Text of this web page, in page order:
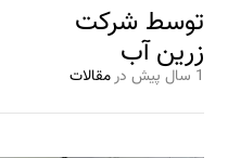
توسط شرکت
زرین آب
1 سال پیش درمقالات